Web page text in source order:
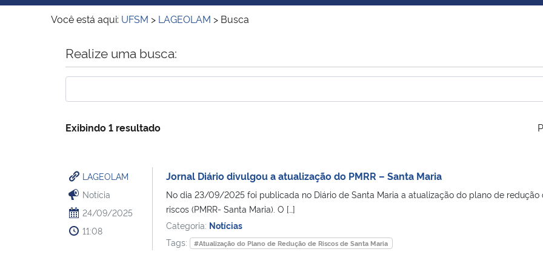
Você está aqui: UFSM > LAGEOLAM > Busca
Início do conteúdo
Realize uma busca:
Exibindo 1 resultado
LAGEOLAM
Notícia
24/09/2025
11:08
Jornal Diário divulgou a atualização do PMRR – Santa Maria
No dia 23/09/2025 foi publicada no Diário de Santa Maria a atualização do plano de redução
riscos (PMRR- Santa Maria). O […]
Categoria: Notícias
Tags:
#Atualização do Plano de Redução de Riscos de Santa Maria